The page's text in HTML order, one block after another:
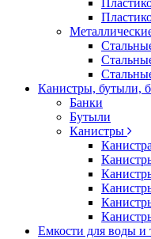
Канистры, бутыли,
Банки
Бутыли
Канистры
Емкости для воды и